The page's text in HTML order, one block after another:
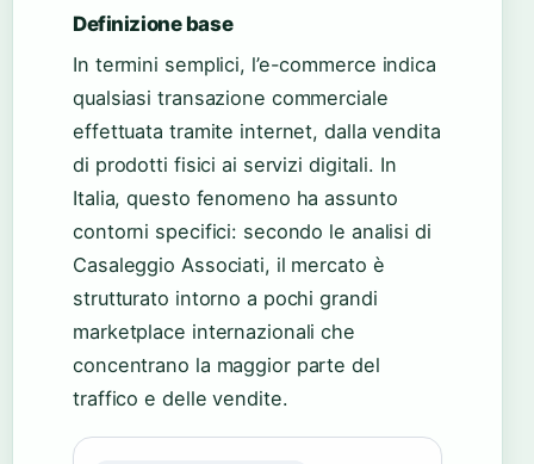
Definizione base
In termini semplici, l’e-commerce indica
qualsiasi transazione commerciale
effettuata tramite internet, dalla vendita
di prodotti fisici ai servizi digitali. In
Italia, questo fenomeno ha assunto
contorni specifici: secondo le analisi di
Casaleggio Associati, il mercato è
strutturato intorno a pochi grandi
marketplace internazionali che
concentrano la maggior parte del
traffico e delle vendite.